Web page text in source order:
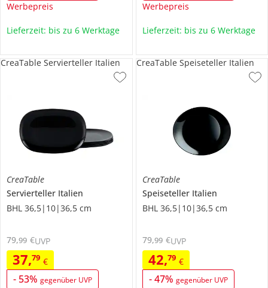
Werbepreis
Lieferzeit: bis zu 6 Werktage
Werbepreis
Lieferzeit: bis zu 6 Werktage
CreaTable
Servierteller Italien
BHL 36,5|10|36,5 cm
37,79 €
- 53% gegenüber UVP
79,99 €UVP
CreaTable Servierteller Italien
CreaTable
Speiseteller Italien
BHL 36,5|10|36,5 cm
42,79 €
-47% gegenüber UVP
79,99 €UVP
CreaTable Speiseteller Italien